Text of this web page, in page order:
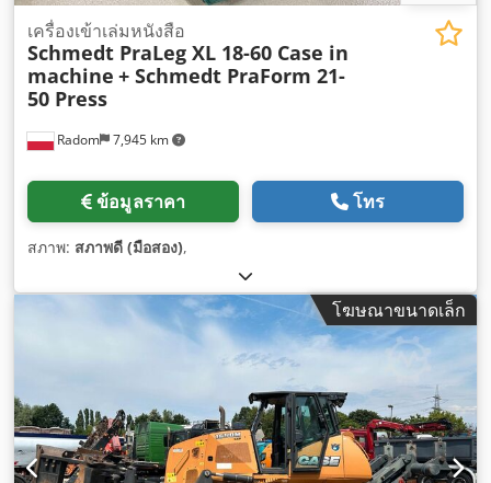
Radom 7,945 km
เครื่องเข้าเล่มหนังสือ
Schmedt PraLeg XL 18-60 Case in
machine + Schmedt PraForm 21-
50 Press
ข้อมูลราคา โทร
สภาพ: สภาพดี (มือสอง),
โฆษณาขนาดเล็ก